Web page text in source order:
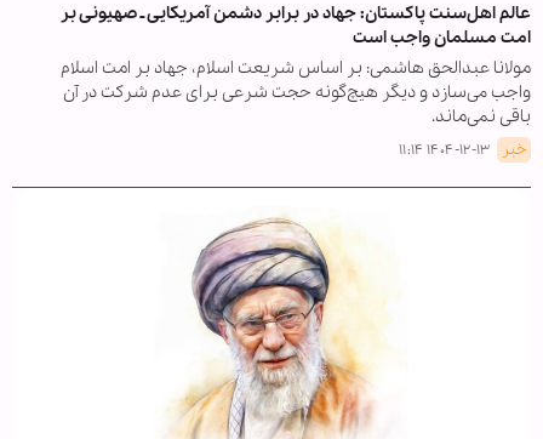
عالم اهل‌سنت پاکستان: جهاد در برابر دشمن آمریکایی ـ صهیونی بر
امت مسلمان واجب است
مولانا عبدالحق هاشمی‌: بر اساس شریعت اسلام، جهاد بر امت اسلام
واجب می‌سازد و دیگر هیچ‌گونه حجت شرعی برای عدم شرکت در آن
باقی نمی‌ماند.
خبر ۱۴۰۴-۱۲-۱۳ ۱۱:۱۴